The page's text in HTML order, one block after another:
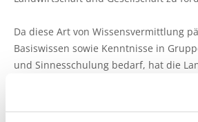
Da diese Art von Wissensvermittlung
Basiswissen sowie Kenntnisse in
und Sinnesschulung bedarf, hat die
Schleswig-Holstein zusammen mit einer
Christine Hamester, den Lehrgang
konzipiert. Der Lehrgang wurde in vier